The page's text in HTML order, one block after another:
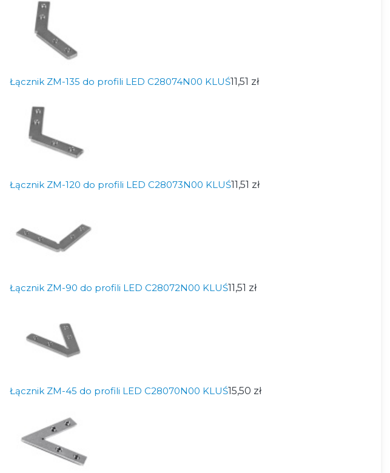
Łącznik ZM-135 do profili LED C28074N00 KLUŚ11,51 zł
Łącznik ZM-120 do profili LED C28073N00 KLUŚ11,51 zł
Łącznik ZM-90 do profili LED C28072N00 KLUŚ11,51 zł
Łącznik ZM-45 do profili LED C28070N00 KLUŚ15,50 zł